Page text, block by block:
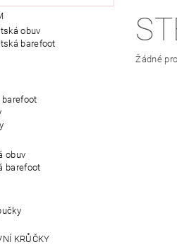
VRÁCENÍ ZBOŽÍ A
obuv
barefoot
barefoot
obuv
barefoot
KRŮČKY
Žádné